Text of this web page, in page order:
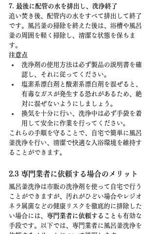
7. 最後に配管の水を排出し、洗浄終了
追い焚き後、配管内の水をすべて排出して終了
です。風呂釜の掃除を終えた後は、浴槽や風呂
釜の周囲を軽く掃除し、清潔な状態を保ちま
す。
注意点
洗浄剤の使用方法は必ず製品の説明書を確
認し、それに従ってください。
塩素系漂白剤と酸素系漂白剤を混ぜると、
有毒なガスが発生する恐れがあるため、絶
対に混ぜないようにしましょう。
換気を十分に行い、洗浄中は必ず手袋を着
用して安全に作業を行ってください。
これらの手順を守ることで、自宅で簡単に風呂
釜洗浄を行い、清潔で快適な入浴環境を維持す
ることができます。
2.3 専門業者に依頼する場合のメリット
風呂釜洗浄は市販の洗浄剤を使って自宅で行う
ことができますが、汚れがひどい場合やレジオ
ネラ属菌などの健康リスクを徹底的に排除した
い場合には、 専門業者に依頼すること も有効な
手段です。以下では、専門業者に風呂釜洗浄を